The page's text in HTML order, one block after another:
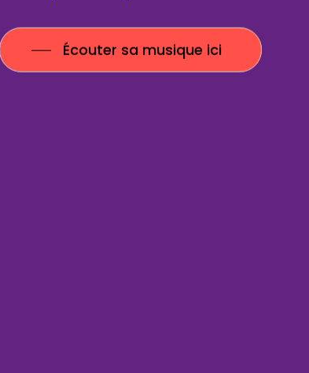
Écouter sa musique ici